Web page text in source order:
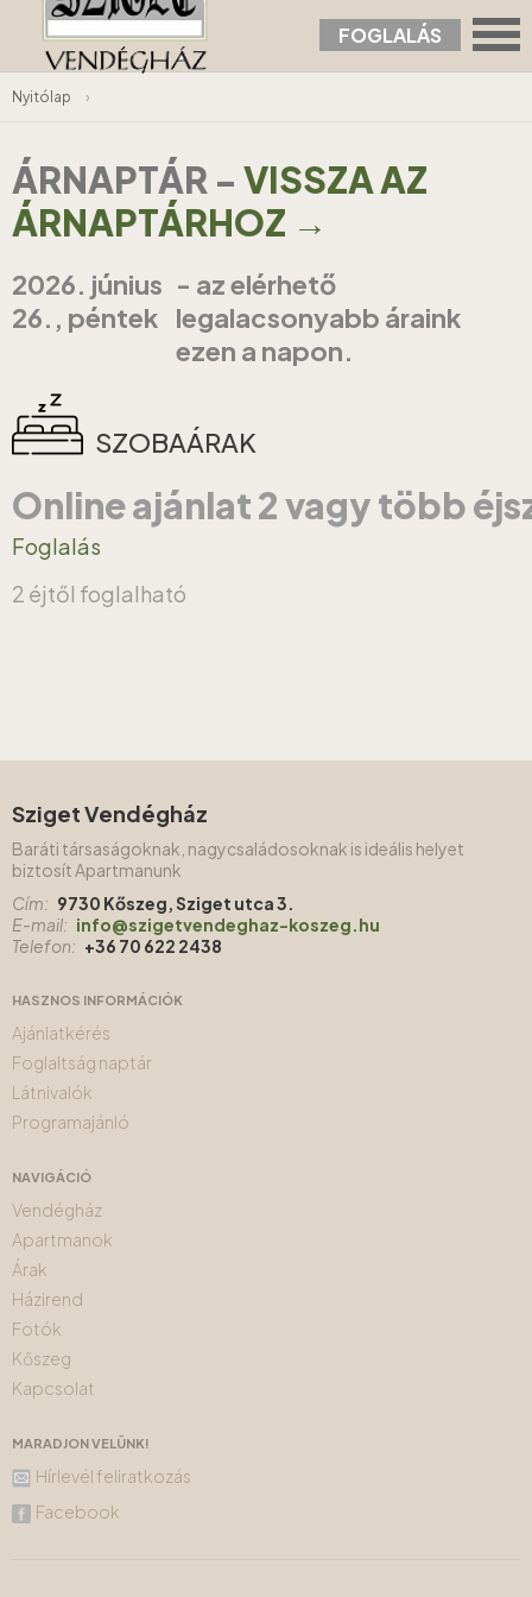
FOGLALÁS
Nyitólap ›
ÁRNAPTÁR - VISSZA AZ
ÁRNAPTÁRHOZ →
2026. június
26., péntek
- az elérhető
legalacsonyabb áraink
ezen a napon.
SZOBAÁRAK
Online ajánlat 2 vagy több
Foglalás
2 éjtől foglalható
Sziget Vendégház
Baráti társaságoknak, nagycsaládosoknak is ideális helyet
biztosít Apartmanunk
Cím: 9730 Kőszeg, Sziget utca 3.
E-mail: info@szigetvendeghaz-koszeg.hu
Telefon: +36 70 622 2438
HASZNOS INFORMÁCIÓK
Ajánlatkérés
Foglaltság naptár
Látnivalók
Programajánló
NAVIGÁCIÓ
Vendégház
Apartmanok
Árak
Házirend
Fotók
Kőszeg
Kapcsolat
MARADJON VELÜNK!
Hírlevél feliratkozás
Facebook